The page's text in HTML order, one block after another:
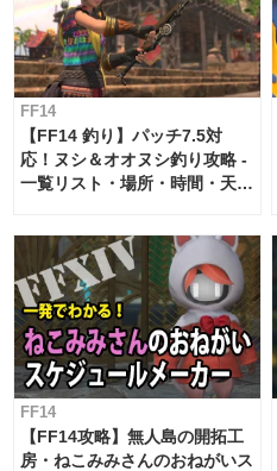
FF14
【FF14 釣り】パッチ7.5対
応！ヌシ＆オオヌシ釣り攻略 -
一覧リスト・場所・時間・天
FF14
【FF14攻略】無人島の開拓工
房・ねこみみさんのおねがいス